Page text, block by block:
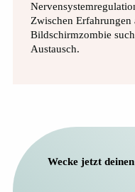
Zwischen Erfahrungen
Bildschirmzombie
Austausch.
Wecke jetzt